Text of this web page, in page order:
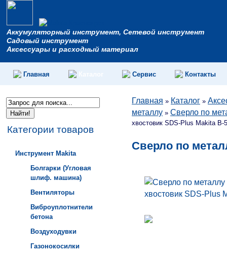
Аккумуляторный инструмент, Сетевой инструмент
Садовый инструмент
Аксессуары и расходный материал
Главная Сервис Контакты
Категории товаров
Инструмент Makita
Болгарки (Угловая
шлиф. машина)
Вентиляторы
Виброуплотнители
бетона
Воздуходувки
Газонокосилки
Главная » Каталог »
металлу » Сверло по
хвостовик SDS-Plus Makita B-
Сверло по